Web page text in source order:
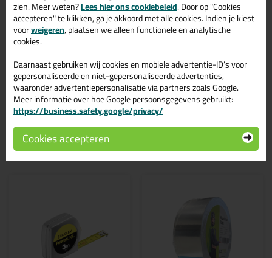
Technische gegevens Kitcentrum
Butylband rol 80mm x 10mtr
Bekijk hier het datablad voor alle informatie over de Kitcentrum
Butylband
Gerelateerde producten
zien. Meer weten?Lees hier ons cookiebeleid. Door op "Cookies
accepteren" te klikken, ga je akkoord met alle cookies. Indien je kiest
voorweigeren, plaatsen we alleen functionele en analytische
cookies.
Daarnaast gebruiken wij cookies en mobiele advertentie-ID’s voor
gepersonaliseerde en niet-gepersonaliseerde advertenties,
waaronder advertentiepersonalisatie via partners zoals Google.
Meer informatie over hoe Google persoonsgegevens gebruikt:
https://business.safety.google/privacy/
Cookies accepteren